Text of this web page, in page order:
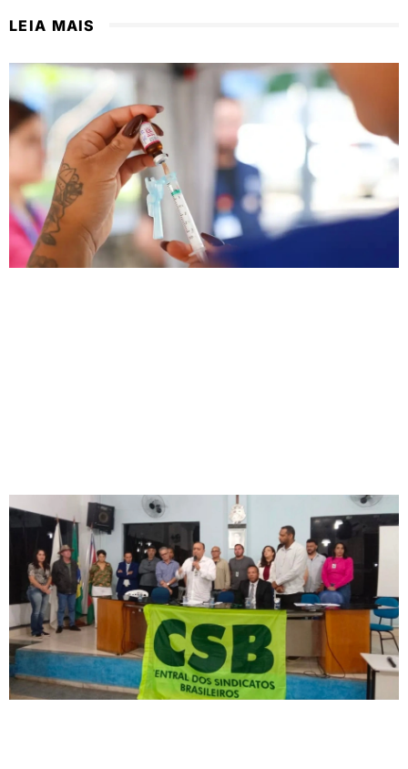
LEIA MAIS